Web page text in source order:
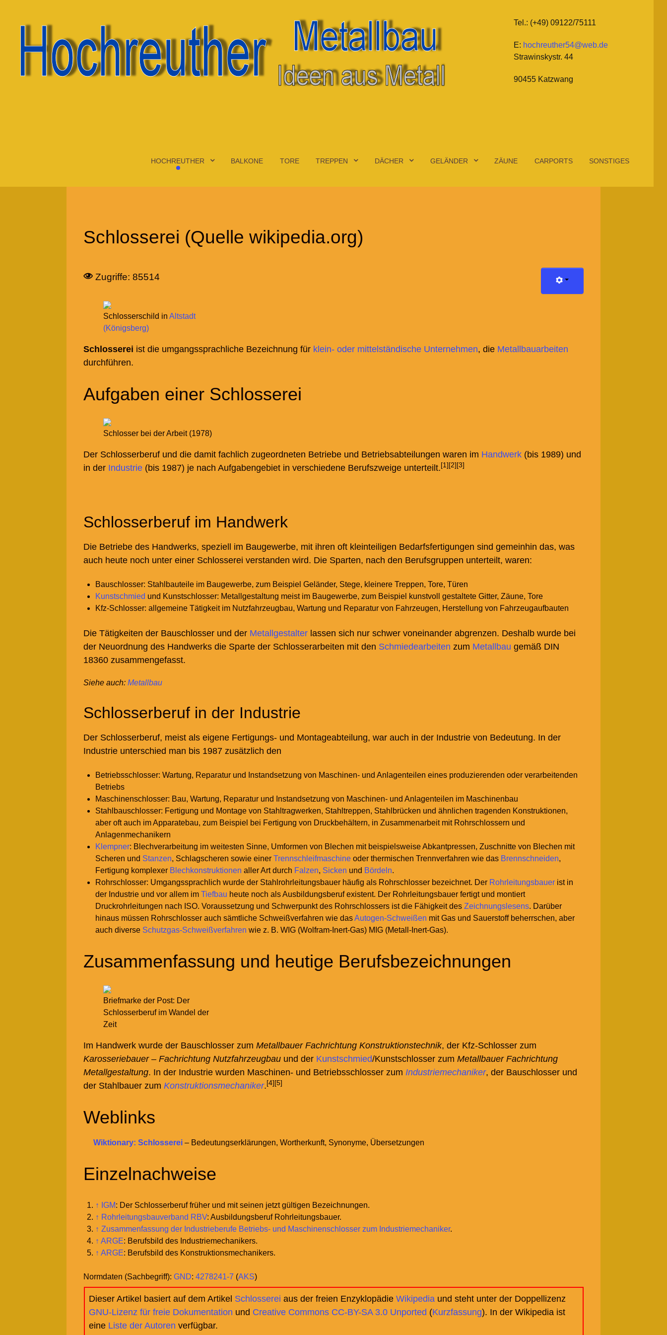
Tel.: (+49) 09122/75111
E: hochreuther54@web.de
Strawinskystr. 44
90455 Katzwang
HOCHREUTHER BALKONE TORE TREPPEN DÄCHER GELÄNDER ZÄUNE CARPORTS SONSTIGES
Schlosserei (Quelle wikipedia.org)
Zugriffe: 85514
Schlosserschild inAltstadt
(Königsberg)
Schlosserei ist die umgangssprachliche Bezeichnung für klein- oder mittelständische Unternehmen, die Metallbauarbeiten
durchführen.
Aufgaben einer Schlosserei
Schlosser bei der Arbeit (1978)
Der Schlosserberuf und die damit fachlich zugeordneten Betriebe und Betriebsabteilungen waren im Handwerk (bis 1989) und
in der Industrie (bis 1987) je nach Aufgabengebiet in verschiedene Berufszweige unterteilt. [1] [2] [3]
Schlosserberuf im Handwerk
Die Betriebe des Handwerks, speziell im Baugewerbe, mit ihren oft kleinteiligen Bedarfsfertigungen sind gemeinhin das, was
auch heute noch unter einer Schlosserei verstanden wird. Die Sparten, nach den Berufsgruppen unterteilt, waren:
Bauschlosser: Stahlbauteile im Baugewerbe, zum Beispiel Geländer, Stege, kleinere Treppen, Tore, Türen
Kunstschmied und Kunstschlosser: Metallgestaltung meist im Baugewerbe, zum Beispiel kunstvoll gestaltete Gitter, Zäune, Tore
Kfz-Schlosser: allgemeine Tätigkeit im Nutzfahrzeugbau, Wartung und Reparatur von Fahrzeugen, Herstellung von Fahrzeugaufbauten
Die Tätigkeiten der Bauschlosser und der Metallgestalter lassen sich nur schwer voneinander abgrenzen. Deshalb wurde bei
der Neuordnung des Handwerks die Sparte der Schlosserarbeiten mit den Schmiedearbeiten zum Metallbau gemäß DIN
18360 zusammengefasst.
Siehe auch:Metallbau
Schlosserberuf in der Industrie
Der Schlosserberuf, meist als eigene Fertigungs- und Montageabteilung, war auch in der Industrie von Bedeutung. In der
Industrie unterschied man bis 1987 zusätzlich den
Betriebsschlosser: Wartung, Reparatur und Instandsetzung von Maschinen- und Anlagenteilen eines produzierenden oder verarbeitenden
Betriebs
Maschinenschlosser: Bau, Wartung, Reparatur und Instandsetzung von Maschinen- und Anlagenteilen im Maschinenbau
Stahlbauschlosser: Fertigung und Montage von Stahltragwerken, Stahltreppen, Stahlbrücken und ähnlichen tragenden Konstruktionen,
aber oft auch im Apparatebau, zum Beispiel bei Fertigung von Druckbehältern, in Zusammenarbeit mit Rohrschlossern und
Anlagenmechanikern
Klempner: Blechverarbeitung im weitesten Sinne, Umformen von Blechen mit beispielsweise Abkantpressen, Zuschnitte von Blechen mit
Scheren und Stanzen, Schlagscheren sowie einerTrennschleifmaschine oder thermischen Trennverfahren wie das Brennschneiden,
Fertigung komplexer Blechkonstruktionen aller Art durch Falzen, Sicken und Bördeln.
Rohrschlosser: Umgangssprachlich wurde der Stahlrohrleitungsbauer häufig als Rohrschlosser bezeichnet. Der Rohrleitungsbauer ist in
der Industrie und vor allem imTiefbau heute noch als Ausbildungsberuf existent. Der Rohrleitungsbauer fertigt und montiert
Druckrohrleitungen nach ISO. Voraussetzung und Schwerpunkt des Rohrschlossers ist die Fähigkeit desZeichnungslesens. Darüber
hinaus müssen Rohrschlosser auch sämtliche Schweißverfahren wie dasAutogen-Schweißen mit Gas und Sauerstoff beherrschen, aber
auch diverse Schutzgas-Schweißverfahren wie z. B. WIG (Wolfram-Inert-Gas) MIG (Metall-Inert-Gas).
Zusammenfassung und heutige Berufsbezeichnungen
Briefmarke der Post: Der
Schlosserberuf im Wandel der
Zeit
Im Handwerk wurde der Bauschlosser zumMetallbauer Fachrichtung Konstruktionstechnik, der Kfz-Schlosser zum
Karosseriebauer – Fachrichtung Nutzfahrzeugbau und der Kunstschmied/Kunstschlosser zumMetallbauer Fachrichtung
Metallgestaltung. In der Industrie wurden Maschinen- und Betriebsschlosser zum Industriemechaniker, der Bauschlosser und
der Stahlbauer zumKonstruktionsmechaniker. [4] [5]
Weblinks
Wiktionary: Schlosserei – Bedeutungserklärungen, Wortherkunft, Synonyme, Übersetzungen
Einzelnachweise
↑ IGM: Der Schlosserberuf früher und mit seinen jetzt gültigen Bezeichnungen.
↑ Rohrleitungsbauverband RBV: Ausbildungsberuf Rohrleitungsbauer.
↑Zusammenfassung der Industrieberufe Betriebs- und Maschinenschlosser zum Industriemechaniker.
↑ARGE: Berufsbild des Industriemechanikers.
↑ARGE: Berufsbild des Konstruktionsmechanikers.
Normdaten (Sachbegriff):GND:4278241-7 (AKS)
Dieser Artikel basiert auf dem Artikel Schlosserei aus der freien Enzyklopädie Wikipedia und steht unter der Doppellizenz
GNU-Lizenz für freie Dokumentation und Creative Commons CC-BY-SA 3.0 Unported (Kurzfassung). In der Wikipedia ist
eine Liste der Autoren verfügbar.